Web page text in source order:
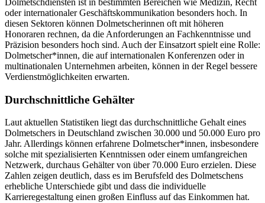
oder internationaler Geschäftskommunikation besonders hoch. In
diesen Sektoren können Dolmetscherinnen oft mit höheren
Honoraren rechnen, da die Anforderungen an Fachkenntnisse und
Präzision besonders hoch sind. Auch der Einsatzort spielt eine Rolle:
Dolmetscher*innen, die auf internationalen Konferenzen oder in
multinationalen Unternehmen arbeiten, können in der Regel bessere
Verdienstmöglichkeiten erwarten.
Durchschnittliche Gehälter
Laut aktuellen Statistiken liegt das durchschnittliche Gehalt eines
Dolmetschers in Deutschland zwischen 30.000 und 50.000 Euro pro
Jahr. Allerdings können erfahrene Dolmetscher*innen, insbesondere
solche mit spezialisierten Kenntnissen oder einem umfangreichen
Netzwerk, durchaus Gehälter von über 70.000 Euro erzielen. Diese
Zahlen zeigen deutlich, dass es im Berufsfeld des Dolmetschens
erhebliche Unterschiede gibt und dass die individuelle
Karrieregestaltung einen großen Einfluss auf das Einkommen hat.